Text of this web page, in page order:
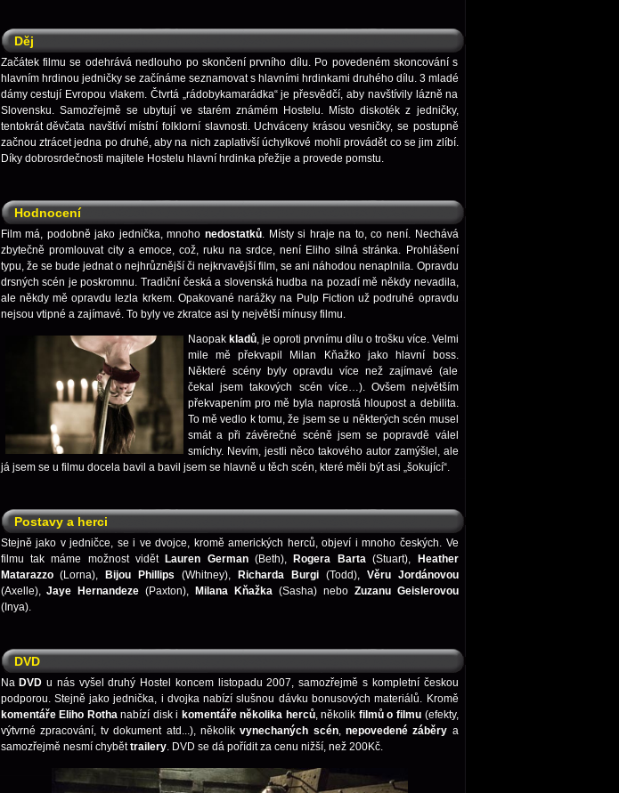
Děj
Začátek filmu se odehrává nedlouho po skončení prvního dílu. Po povedeném skoncování s
hlavním hrdinou jedničky se začínáme seznamovat s hlavními hrdinkami druhého dílu. 3 mladé
dámy cestují Evropou vlakem. Čtvrtá „rádobykamarádka“ je přesvědčí, aby navštívily lázně na
Slovensku. Samozřejmě se ubytují ve starém známém Hostelu. Místo diskoték z jedničky,
tentokrát děvčata navštíví místní folklorní slavnosti. Uchváceny krásou vesničky, se postupně
začnou ztrácet jedna po druhé, aby na nich zaplativší úchylkové mohli provádět co se jim zlíbí.
Díky dobrosrdečnosti majitele Hostelu hlavní hrdinka přežije a provede pomstu.
Hodnocení
Film má, podobně jako jednička, mnoho nedostatků. Místy si hraje na to, co není. Nechává
zbytečně promlouvat city a emoce, což, ruku na srdce, není Eliho silná stránka. Prohlášení
typu, že se bude jednat o nejhrůznější či nejkrvavější film, se ani náhodou nenaplnila. Opravdu
drsných scén je poskromnu. Tradiční česká a slovenská hudba na pozadí mě někdy nevadila,
ale někdy mě opravdu lezla krkem. Opakované narážky na Pulp Fiction už podruhé opravdu
nejsou vtipné a zajímavé. To byly ve zkratce asi ty největší mínusy filmu.
Naopak kladů, je oproti prvnímu dílu o trošku více. Velmi
mile mě překvapil Milan Kňažko jako hlavní boss.
Některé scény byly opravdu více než zajímavé (ale
čekal jsem takových scén více…). Ovšem největším
překvapením pro mě byla naprostá hloupost a debilita.
To mě vedlo k tomu, že jsem se u některých scén musel
smát a při závěrečné scéně jsem se popravdě válel
smíchy. Nevím, jestli něco takového autor zamýšlel, ale
já jsem se u filmu docela bavil a bavil jsem se hlavně u těch scén, které měli být asi „šokující“.
Postavy a herci
Stejně jako v jedničce, se i ve dvojce, kromě amerických herců, objeví i mnoho českých. Ve
filmu tak máme možnost vidět Lauren German(Beth), Rogera Barta(Stuart),
Heather
Matarazzo(Lorna), Bijou Phillips(Whitney), Richarda Burgi(Todd), Věru Jordánovou
(Axelle),Jaye Hernandeze (Paxton), Milana Kňažka(Sasha) nebo Zuzanu Geislerovou
(Inya).
DVD
Na DVDu nás vyšel druhý Hostel koncem listopadu 2007, samozřejmě s kompletní českou
podporou. Stejně jako jednička, i dvojka nabízí slušnou dávku bonusových materiálů. Kromě
komentáře Eliho Rothanabízí disk i komentáře několika herců, několik filmů o filmu(efekty,
výtvrné zpracování, tv dokument atd...), několikvynechaných scén, nepovedené záběry a
samozřejmě nesmí chyběttrailery. DVD se dá pořídit za cenu nižší, než 200Kč.